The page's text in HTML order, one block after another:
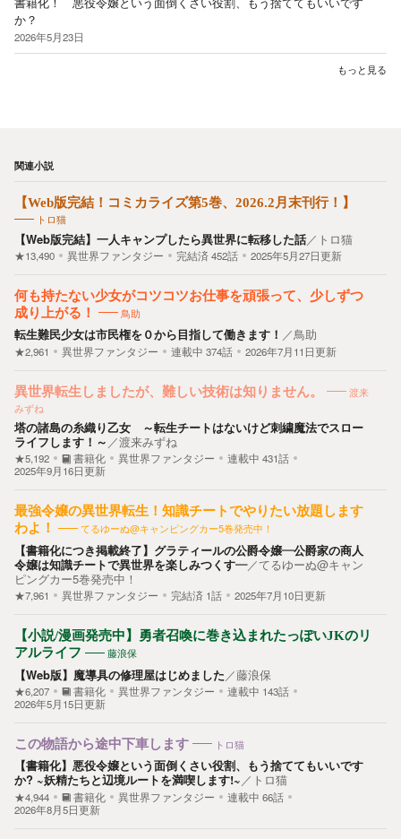
か？
2026年5月23日
もっと見る
関連小説
【Web版完結！コミカライズ第5巻、2026.2月末刊行！】
トロ猫
【Web版完結】一人キャンプしたら異世界に転移した話／ トロ猫
★13,490 異世界ファンタジー 完結済452話 2025年5月27日更新
何も持たない少女がコツコツお仕事を頑張って、少しずつ
成り上がる！
鳥助
転生難民少女は市民権を０から目指して働きます！ ／鳥助
★2,961 異世界ファンタジー 連載中 374話 2026年7月11日更新
異世界転生しましたが、難しい技術は知りません。
渡来
みずね
塔の諸島の糸織り乙女 ～転生チートはないけど刺繍魔法でスロー
ライフします！～ ／渡来みずね
★5,192 書籍化 異世界ファンタジー 連載中 431話
2025年9月16日更新
最強令嬢の異世界転生！知識チートでやりたい放題します
わよ！
てるゆーぬ@キャンピングカー5巻発売中！
【書籍化につき掲載終了】グラティールの公爵令嬢―公爵家の商人
令嬢は知識チートで異世界を楽しみつくす―／てるゆーぬ@キャン
ピングカー5巻発売中！
★7,961 異世界ファンタジー 完結済 1話 2025年7月10日更新
【小説/漫画発売中】勇者召喚に巻き込まれたっぽいJKのリ
アルライフ
藤浪保
【Web版】魔導具の修理屋はじめました ／藤浪保
★6,207 書籍化 異世界ファンタジー 連載中 143話
2026年5月15日更新
この物語から途中下車します トロ猫
【書籍化】悪役令嬢という面倒くさい役割、もう捨ててもいいです
か? ~妖精たちと辺境ルートを満喫します!~／ トロ猫
★4,944 書籍化 異世界ファンタジー 連載中 66話
2026年8月5日更新